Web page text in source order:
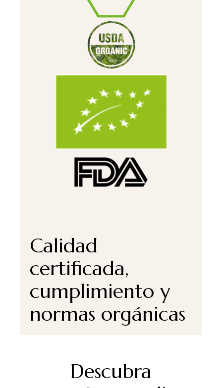
Calidad
certificada,
cumplimiento y
normas orgánicas
Descubra